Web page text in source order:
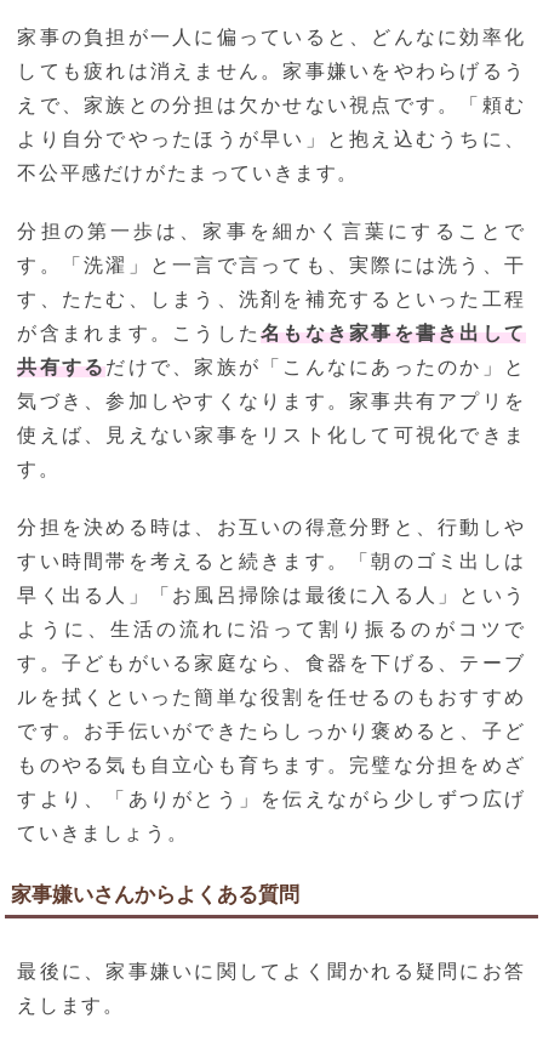
家事の負担が一人に偏っていると、どんなに効率化
しても疲れは消えません。家事嫌いをやわらげるう
えで、家族との分担は欠かせない視点です。「頼む
より自分でやったほうが早い」と抱え込むうちに、
不公平感だけがたまっていきます。
分担の第一歩は、家事を細かく言葉にすることで
す。「洗濯」と一言で言っても、実際には洗う、干
す、たたむ、しまう、洗剤を補充するといった工程
が含まれます。こうした名もなき家事を書き出して
共有するだけで、家族が「こんなにあったのか」と
気づき、参加しやすくなります。家事共有アプリを
使えば、見えない家事をリスト化して可視化できま
す。
分担を決める時は、お互いの得意分野と、行動しや
すい時間帯を考えると続きます。「朝のゴミ出しは
早く出る人」「お風呂掃除は最後に入る人」という
ように、生活の流れに沿って割り振るのがコツで
す。子どもがいる家庭なら、食器を下げる、テーブ
ルを拭くといった簡単な役割を任せるのもおすすめ
です。お手伝いができたらしっかり褒めると、子ど
ものやる気も自立心も育ちます。完璧な分担をめざ
すより、「ありがとう」を伝えながら少しずつ広げ
ていきましょう。
家事嫌いさんからよくある質問
最後に、家事嫌いに関してよく聞かれる疑問にお答
えします。